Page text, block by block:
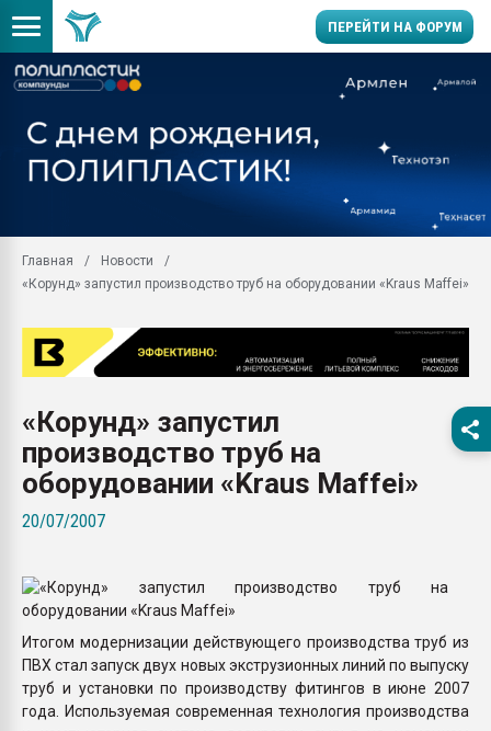
ПЕРЕЙТИ НА ФОРУМ
заводу пластмасс"
28.07.2026
28.07.2026
ситуацией на
ПЕРЕЙТИ НА
Главная
Новости
«Корунд» запустил производство труб на оборудовании «Kraus Maffei»
«Корунд» запустил
производство труб на
оборудовании «Kraus Maffei»
20/07/2007
Итогом модернизации действующего производства труб из
ПВХ стал запуск двух новых экструзионных линий по выпуску
труб и установки по производству фитингов в июне 2007
года. Используемая современная технология производства